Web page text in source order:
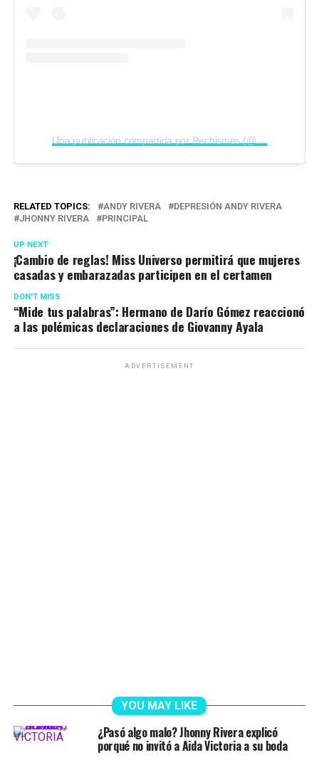
Una publicación compartida por Rechismes (@rechismes)
RELATED TOPICS: ANDY RIVERA
DEPRESIÓN ANDY RIVERA
JHONNY RIVERA
PRINCIPAL
UP NEXT
¡Cambio de reglas! Miss Universo permitirá que mujeres
casadas y embarazadas participen en el certamen
DON'T MISS
“Mide tus palabras”: Hermano de Darío Gómez reaccionó
a las polémicas declaraciones de Giovanny Ayala
ADVERTISEMENT
YOU MAY LIKE
¿Pasó algo malo? Jhonny Rivera explicó
porqué no invitó a Aida Victoria a su boda